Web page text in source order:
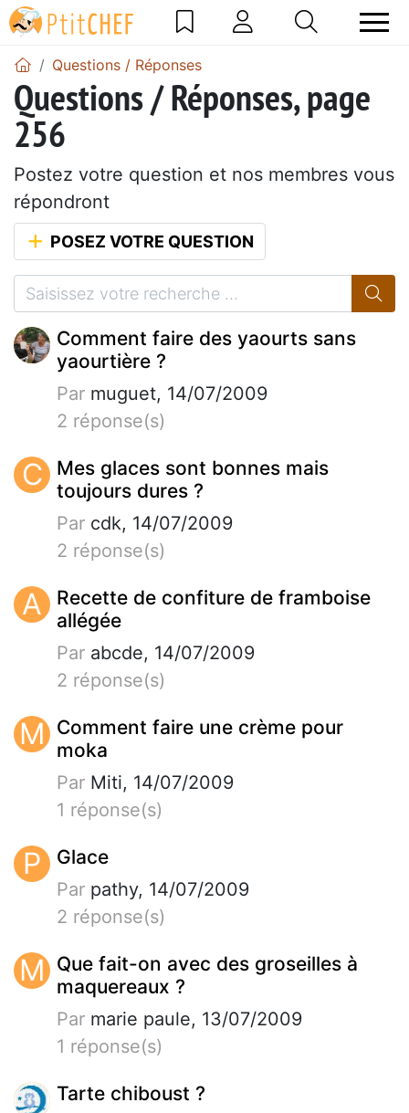
Questions / Réponses
Questions / Réponses, page
256
Postez votre question et nos membres vous
répondront
POSEZ VOTRE QUESTION
Comment faire des yaourts sans
yaourtière ?
Par muguet, 14/07/2009
2 réponse(s)
C
Mes glaces sont bonnes mais
toujours dures ?
Par cdk, 14/07/2009
2 réponse(s)
A
Recette de confiture de framboise
allégée
Par abcde, 14/07/2009
2 réponse(s)
M Comment faire une crème pour
moka
Par Miti, 14/07/2009
1 réponse(s)
P Glace
Par pathy, 14/07/2009
2 réponse(s)
M Que fait-on avec des groseilles à
maquereaux ?
Par marie paule, 13/07/2009
1 réponse(s)
Tarte chiboust ?